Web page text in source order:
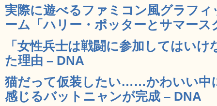
実際に遊べるファミコン風グラフ
ーム「ハリー・ポッターとサマース
「女性兵士は戦闘に参加してはい
た理由 – DNA
猫だって仮装したい……かわいい中
感じるバットニャンが完成 – DNA